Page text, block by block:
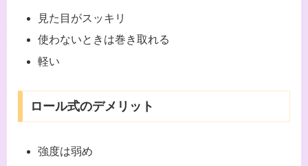
見た目がスッキリ
使わないときは巻き取れる
軽い
ロール式のデメリット
強度は弱め